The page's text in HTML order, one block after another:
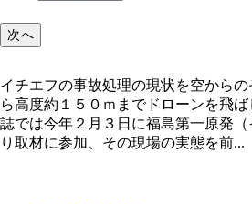
イチエフの事故処理の現
ｍ規模で、埋め立てて造
限付きで建設されたが、
る見通し。ここで燃やさ
に拡散される…？
次へ
イチエフの事故処理の現状を空から
ら高度約１５０ｍまでドローンを飛
誌では今年２月３日に福島第一原発
り取材に参加、その現場の実態を前...